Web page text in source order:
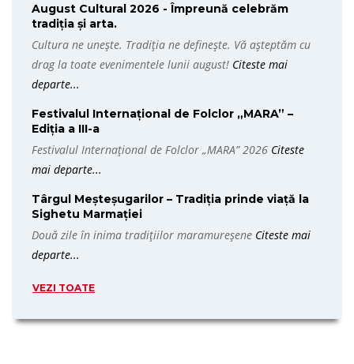
August Cultural 2026 - Împreună celebrăm
tradiția și arta.
Cultura ne unește. Tradiția ne definește. Vă așteptăm cu
drag la toate evenimentele lunii august! Citeste mai
departe...
Festivalul Internațional de Folclor „MARA” –
Ediția a III-a
Festivalul Internațional de Folclor „MARA” 2026 Citeste
mai departe...
Târgul Meșteșugarilor – Tradiția prinde viață la
Sighetu Marmației
Două zile în inima tradițiilor maramureșene Citeste mai
departe...
VEZI TOATE